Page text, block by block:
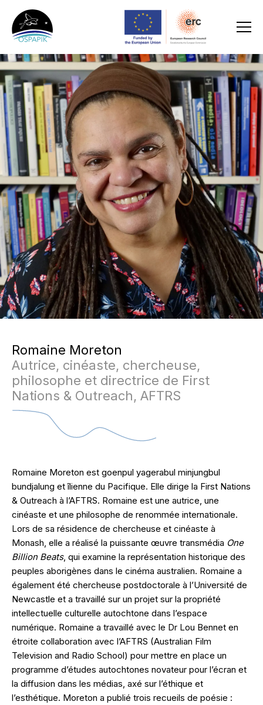
Romaine Moreton
Autrice, cinéaste, chercheuse,
philosophe et directrice de First
Nations & Outreach, AFTRS
Romaine Moreton est goenpul yagerabul minjungbul
bundjalung et îlienne du Pacifique. Elle dirige la First Nations
& Outreach à l’AFTRS. Romaine est une autrice, une
cinéaste et une philosophe de renommée internationale.
Lors de sa résidence de chercheuse et cinéaste à
Monash, elle a réalisé la puissante œuvre transmédia One
Billion Beats, qui examine la représentation historique des
peuples aborigènes dans le cinéma australien. Romaine a
également été chercheuse postdoctorale à l’Université de
Newcastle et a travaillé sur un projet sur la propriété
intellectuelle culturelle autochtone dans l’espace
numérique. Romaine a travaillé avec le Dr Lou Bennet en
étroite collaboration avec l’AFTRS (Australian Film
Television and Radio School) pour mettre en place un
programme d’études autochtones novateur pour l’écran et
la diffusion dans les médias, axé sur l’éthique et
l’esthétique. Moreton a publié trois recueils de poésie :